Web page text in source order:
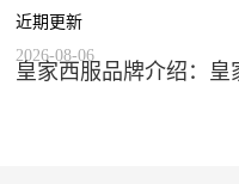
近期更新
皇家西服品牌介绍：皇
2026-08-06